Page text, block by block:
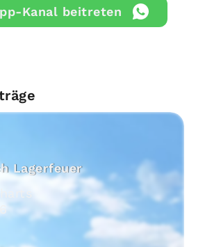
Kanal beitreten
Lagerfeuer